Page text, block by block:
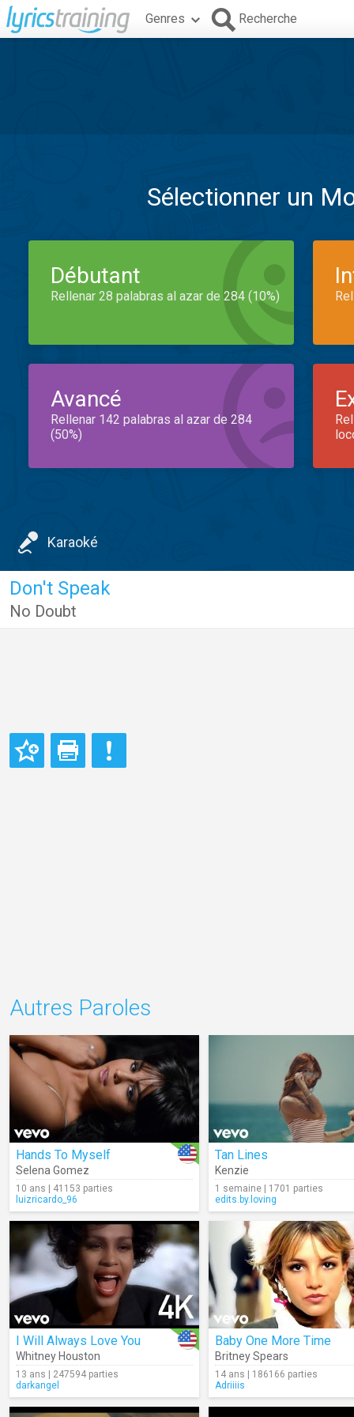
Genres Recherche
Sélectionner un
Débutant
Rellenar 28 palabras al azar de 284 (10%)
Avancé
Rellenar 142 palabras al azar de 284
(50%)
Karaoké
Don't Speak
No Doubt
Autres Paroles
Hands To Myself
Selena Gomez
10 ans | 41153 parties
luizricardo_96
Tan Lines
Kenzie
1 semaine | 1701 parties
edits.by.loving
I Will Always Love You
Whitney Houston
13 ans | 247594 parties
darkangel
Baby One More Time
Britney Spears
14 ans | 186166 parties
Adriiiis